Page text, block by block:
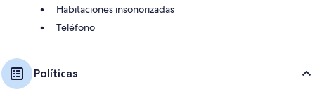
Habitaciones insonorizadas
Teléfono
Políticas